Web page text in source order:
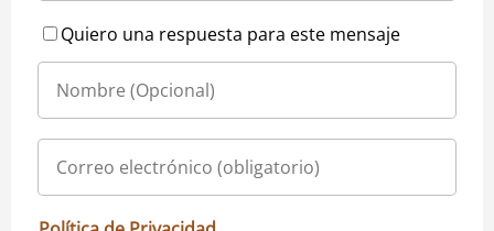
Quiero una respuesta para este mensaje